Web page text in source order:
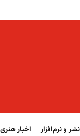
نشر و نرم‌افزار اخبار هنری